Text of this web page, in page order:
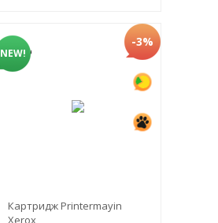
NEW!
-3%
Картридж Printermayin
Xerox